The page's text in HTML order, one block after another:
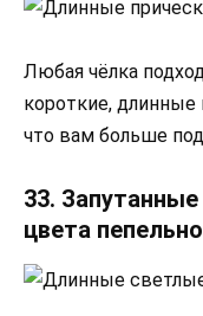
Любая чёлка
короткие, длинные
что вам больше
33.
цвета